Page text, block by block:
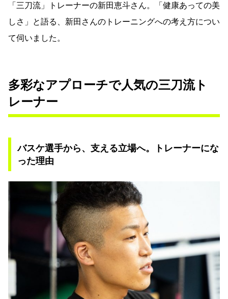
「三刀流」トレーナーの新田恵斗さん。「健康あっての美
しさ」と語る、新田さんのトレーニングへの考え方につい
て伺いました。
多彩なアプローチで人気の三刀流ト
レーナー
バスケ選手から、支える立場へ。トレーナーにな
った理由